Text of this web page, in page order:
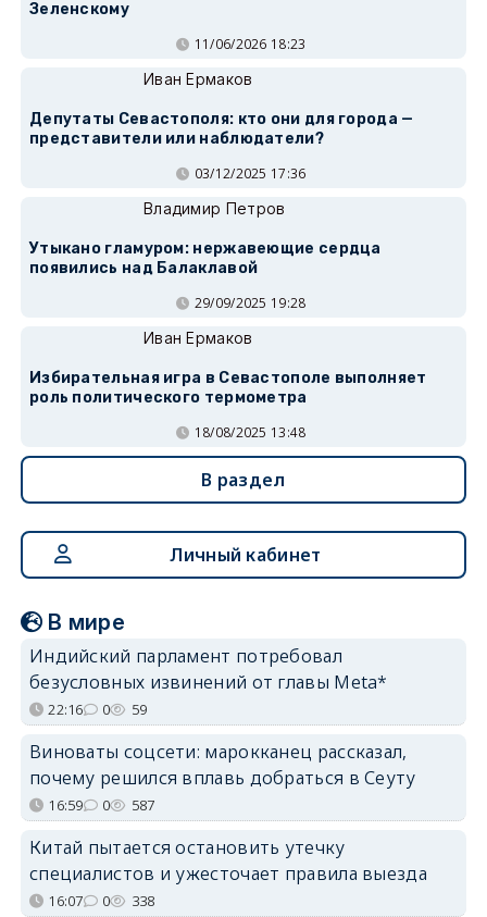
Зеленскому
11/06/2026 18:23
Иван Ермаков
Депутаты Севастополя: кто они для города —
представители или наблюдатели?
03/12/2025 17:36
Владимир Петров
Утыкано гламуром: нержавеющие сердца
появились над Балаклавой
29/09/2025 19:28
Иван Ермаков
Избирательная игра в Севастополе выполняет
роль политического термометра
18/08/2025 13:48
В раздел
Личный кабинет
В мире
Индийский парламент потребовал
безусловных извинений от главы Meta*
22:16 0 59
Виноваты соцсети: марокканец рассказал,
почему решился вплавь добраться в Сеуту
16:59 0 587
Китай пытается остановить утечку
специалистов и ужесточает правила выезда
16:07 0 338